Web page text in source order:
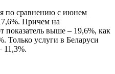
по сравнению с июнем
Причем на
показатель выше – 19,6%, как
Только услуги в Беларуси
11,3%.